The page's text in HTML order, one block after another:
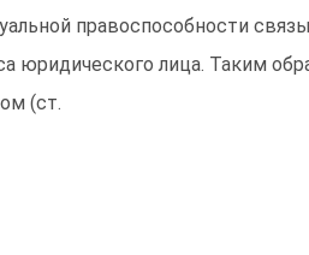
правоспособности
юридического лица. Таким
(ст.